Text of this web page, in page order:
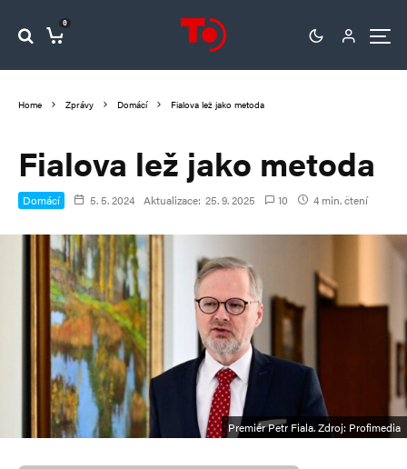
0
Home Zprávy Domácí Fialova lež jako metoda
Fialova lež jako metoda
Domácí 5. 5. 2024 Aktualizace: 25. 9. 2025 10 4 min. čtení
Premiér Petr Fiala. Zdroj: Profimedia